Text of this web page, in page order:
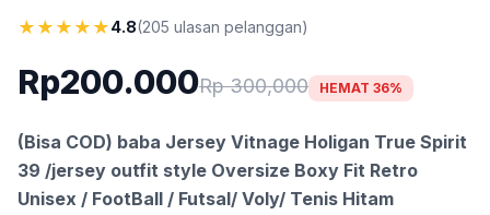
★ ★ ★ ★ ★4.8(205 ulasan pelanggan)
Rp200.000Rp 300,000 HEMAT 36%
(Bisa COD) baba Jersey Vitnage Holigan True Spirit
39 /jersey outfit style Oversize Boxy Fit Retro
Unisex / FootBall / Futsal/ Voly/ Tenis Hitam